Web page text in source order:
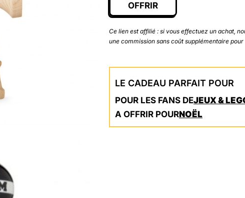
25,99 €.
OFFRIR
Ce lien est affilié : si vous effectuez un achat,
une commission sans coût supplémentaire pour
LE CADEAU PARFAIT POUR
POUR LES FANS DEJEUX &
A OFFRIR POURNOËL